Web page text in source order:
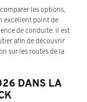
les options,
excellent point de
de conduite. Il est
afin de découvrir
sur les routes de la
DANS LA